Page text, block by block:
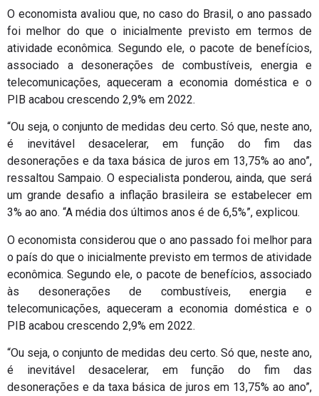
O economista avaliou que, no caso do Brasil, o ano passado
foi melhor do que o inicialmente previsto em termos de
atividade econômica. Segundo ele, o pacote de benefícios,
associado a desonerações de combustíveis, energia e
telecomunicações, aqueceram a economia doméstica e o
PIB acabou crescendo 2,9% em 2022.
“Ou seja, o conjunto de medidas deu certo. Só que, neste ano,
é inevitável desacelerar, em função do fim das
desonerações e da taxa básica de juros em 13,75% ao ano”,
ressaltou Sampaio. O especialista ponderou, ainda, que será
um grande desafio a inflação brasileira se estabelecer em
3% ao ano. “A média dos últimos anos é de 6,5%”, explicou.
O economista considerou que o ano passado foi melhor para
o país do que o inicialmente previsto em termos de atividade
econômica. Segundo ele, o pacote de benefícios, associado
às desonerações de combustíveis, energia e
telecomunicações, aqueceram a economia doméstica e o
PIB acabou crescendo 2,9% em 2022.
“Ou seja, o conjunto de medidas deu certo. Só que, neste ano,
é inevitável desacelerar, em função do fim das
desonerações e da taxa básica de juros em 13,75% ao ano”,